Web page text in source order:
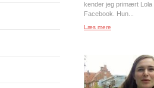
kender jeg primært Lola
Facebook. Hun...
Læs mere